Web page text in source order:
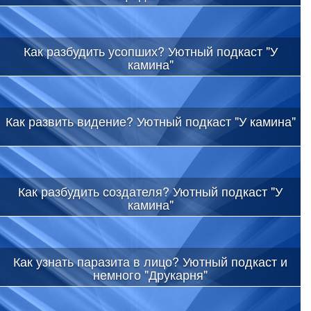
Как разбудить усопших? Уютный подкаст "У
камина"
Как развить видение? Уютный подкаст "У камина"
Как разбудить создателя? Уютный подкаст "У
камина"
Как узнать паразита в лицо? Уютный подкаст и
немного "Друкарня"